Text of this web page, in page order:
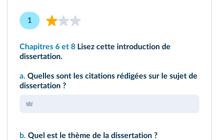
1
Chapitres 6 et 8 Lisez cette introduction de
dissertation.
a. Quelles sont les citations rédigées sur le sujet de
dissertation ?
b. Quel est le thème de la dissertation ?